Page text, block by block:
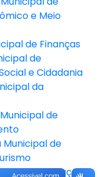
e Meio
de Finanças
de
e Cidadania
da
de
Municipal de
de Educação e